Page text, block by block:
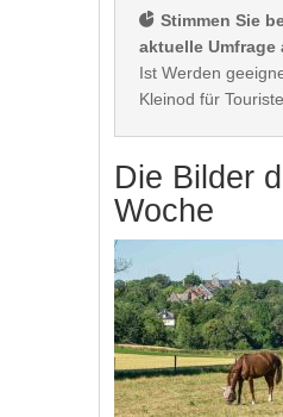
Stimmen Sie
aktuelle Umfrage
Ist Werden
Die Bilder
Woche